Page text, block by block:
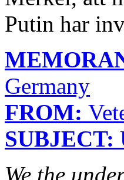
Putin har
Germany
FROM:
SUBJECT:
We the